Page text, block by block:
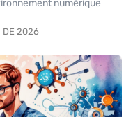
numérique
DE 2026